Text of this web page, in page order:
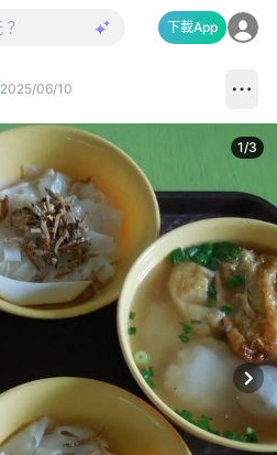
下載App
2025/06/10
1/3